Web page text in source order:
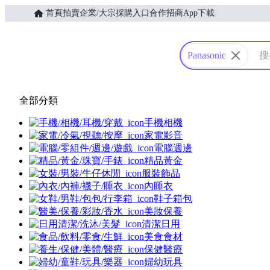
首頁拍賣企業/大宗採購入口 合作招商App下載
Yahoo購物中心
Panasonic
全部分類
手機相機
家電影音
電腦週邊
精品黃金
服裝飾品
內睡衣
鞋子箱包
美妝保養
清潔日用
美食食材
保健醫療
婦幼玩具